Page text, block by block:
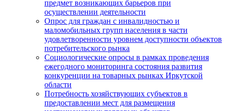
предмет возникающих барьеров при
осуществлении деятельности
Опрос для граждан с инвалидностью и
маломобильных групп населения в части
удовлетворенности уровнем доступности объектов
потребительского рынка
Социологические опросы в рамках проведения
ежегодного мониторинга состояния развития
конкуренции на товарных рынках Иркутской
области
Потребность хозяйствующих субъектов в
предоставлении мест для размещения